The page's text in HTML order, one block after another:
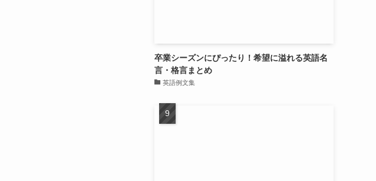
卒業シーズンにぴったり！希望に溢れる英語名
言・格言まとめ
英語例文集